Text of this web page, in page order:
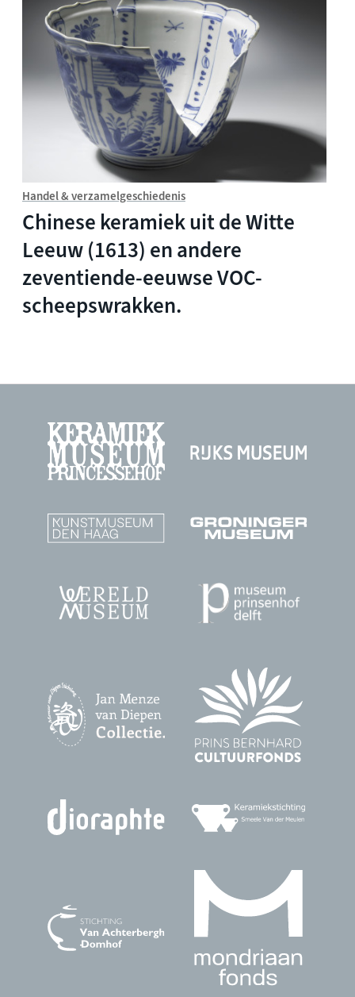
Handel & verzamelgeschiedenis
Chinese keramiek uit de Witte
Leeuw (1613) en andere
zeventiende-eeuwse VOC-
scheepswrakken.